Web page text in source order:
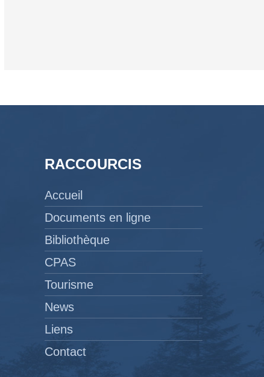
RACCOURCIS
Accueil
Documents en ligne
Bibliothèque
CPAS
Tourisme
News
Liens
Contact